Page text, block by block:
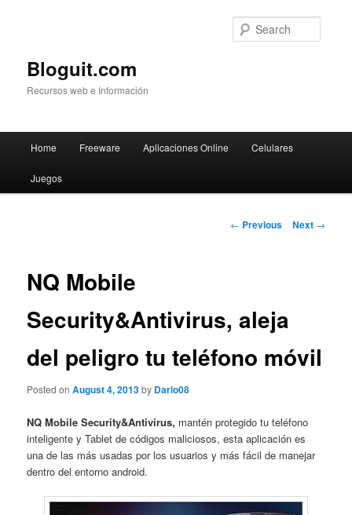
Bloguit.com
Recursos web e Información
Skip
to
Home Freeware Aplicaciones Online Celulares
Juegos
Post
← Previous Next →
NQ Mobile
Security&Antivirus, aleja
del peligro tu teléfono móvil
Posted onAugust 4, 2013by Dario08
NQ Mobile Security&Antivirus, mantén protegido tu teléfono
inteligente y Tablet de códigos maliciosos, esta aplicación es
una de las más usadas por los usuarios y más fácil de manejar
dentro del entorno android.